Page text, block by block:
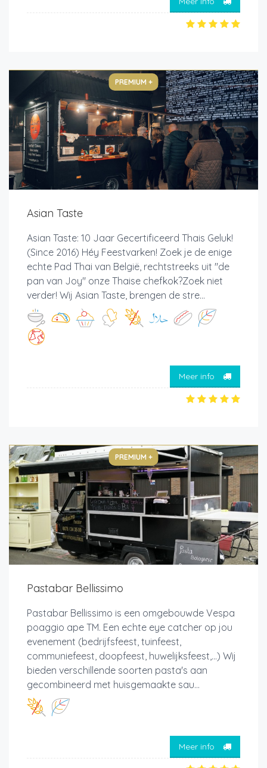
PREMIUM +
Asian Taste
Asian Taste: 10 Jaar Gecertificeerd Thais Geluk!
(Since 2016) Héy Feestvarken! Zoek je de enige
echte Pad Thai van België, rechtstreeks uit "de
pan van Joy" onze Thaise chefkok?Zoek niet
verder! Wij Asian Taste, brengen de stre...
Meer info
PREMIUM +
Pastabar Bellissimo
Pastabar Bellissimo is een omgebouwde Vespa
poaggio ape TM. Een echte eye catcher op jou
evenement (bedrijfsfeest, tuinfeest,
communiefeest, doopfeest, huwelijksfeest,...) Wij
bieden verschillende soorten pasta's aan
gecombineerd met huisgemaakte sau...
Meer info